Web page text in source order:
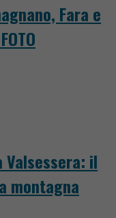
Fara e
il
montagna